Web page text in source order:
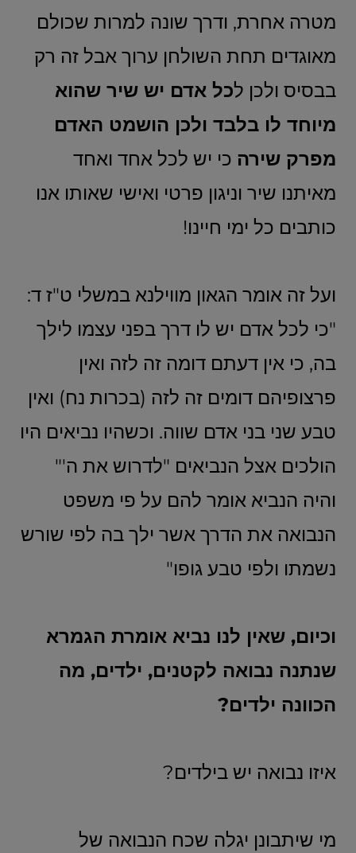
מטרה אחרת, ודרך שונה למרות שכולם
מאוגדים תחת השולחן ערוך אבל זה רק
בבסיס ולכן לכל אדם יש שיר שהוא
מיוחד לו בלבד ולכן הושמט האדם
מפרק שירה כי יש לכל אחד ואחד
מאיתנו שיר וניגון פרטי ואישי שאותו אנו
כותבים כל ימי חיינו!
ועל זה אומר הגאון מווילנא במשלי ט"ז ד:
"כי לכל אדם יש לו דרך בפני עצמו לילך
בה, כי אין דעתם דומה זה לזה ואין
פרצופיהם דומים זה לזה (בכרות נח) ואין
טבע שני בני אדם שווה. וכשהיו נביאים היו
הולכים אצל הנביאים "לדרוש את ה'"
והיה הנביא אומר להם על פי משפט
הנבואה את הדרך אשר ילך בה לפי שורש
נשמתו ולפי טבע גופו"
וכיום, שאין לנו נביא אומרת הגמרא
שנתנה נבואה לקטנים, ילדים, מה
הכוונה ילדים?
איזו נבואה יש בילדים?
מי שיתבונן יגלה שכח הנבואה של